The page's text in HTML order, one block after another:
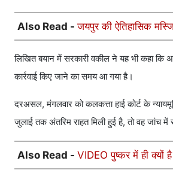
Also Read -जयपुर की ऐतिहासिक
लिखित बयान में सरकारी वकील ने यह भी कहा
कार्रवाई किए जाने का समय आ गया है।
दरअसल, मंगलवार को कलकत्ता हाई कोर्ट के
जुलाई तक अंतरिम राहत मिली हुई है, तो वह जांच
Also Read - VIDEO पुष्कर में ही क्यों